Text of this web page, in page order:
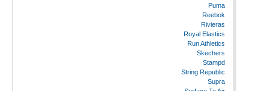
Puma
Reebok
Rivieras
Royal Elastics
Run Athletics
Skechers
Stampd
String Republic
Supra